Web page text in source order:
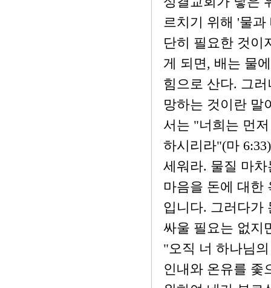
르치기 위해 '물
단히 필요한 것이
게 되면, 배는 물
힘으로 산다. 그
망하는 것이란 말
서는 "너희는 먼
하시리라"(마
세워라. 물질 마
마음을 돈에 대한
입니다. 그러다가
싸울 필요는 없지
"오직 너 하나님
인내와 온유를 좇